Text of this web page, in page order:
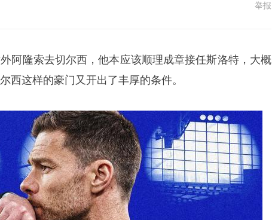
举报
阿隆索去切尔西，他本应该顺理成章接任斯洛特，大概
西这样的豪门又开出了丰厚的条件。